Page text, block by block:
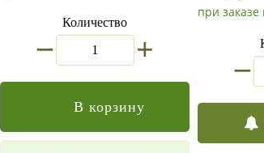
Количество
+
В корзину
при заказе